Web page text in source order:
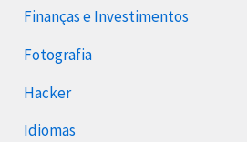
Finanças e Investimentos
Fotografia
Hacker
Idiomas